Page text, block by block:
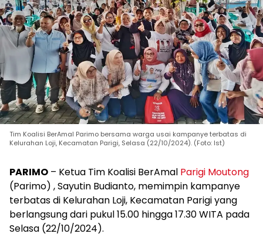
Tim Koalisi BerAmal Parimo bersama warga usai kampanye terbatas di
Kelurahan Loji, Kecamatan Parigi, Selasa (22/10/2024). (Foto: Ist)
PARIMO – Ketua Tim Koalisi BerAmal Parigi Moutong
(Parimo) , Sayutin Budianto, memimpin kampanye
terbatas di Kelurahan Loji, Kecamatan Parigi yang
berlangsung dari pukul 15.00 hingga 17.30 WITA pada
Selasa (22/10/2024).